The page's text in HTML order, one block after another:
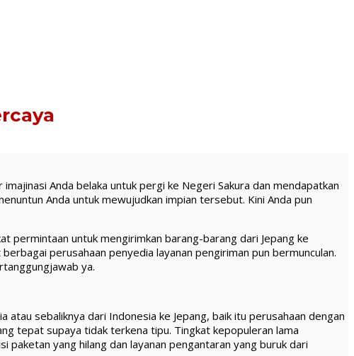
Anda belaka untuk pergi ke Negeri Sakura dan mendapatkan
Anda untuk mewujudkan impian tersebut. Kini Anda pun
permintaan untuk mengirimkan barang-barang dari Jepang ke
perusahaan penyedia layanan pengiriman pun bermunculan.
ya.
sebaliknya dari Indonesia ke Jepang, baik itu perusahaan dengan
tepat supaya tidak terkena tipu. Tingkat kepopuleran lama
paketan yang hilang dan layanan pengantaran yang buruk dari